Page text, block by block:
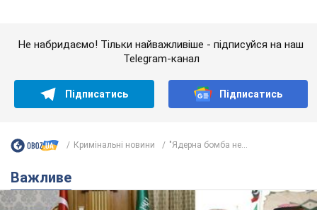
Саудівська Аравія, Туреччина та Пакистан
створили азійський аналог НАТО: що відомо